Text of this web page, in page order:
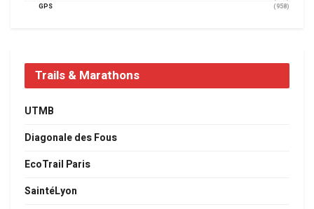
GPS
(958)
Trails & Marathons
UTMB
Diagonale des Fous
EcoTrail Paris
SaintéLyon